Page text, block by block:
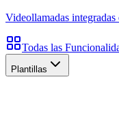
Videollamadas
Todas las
Plantillas